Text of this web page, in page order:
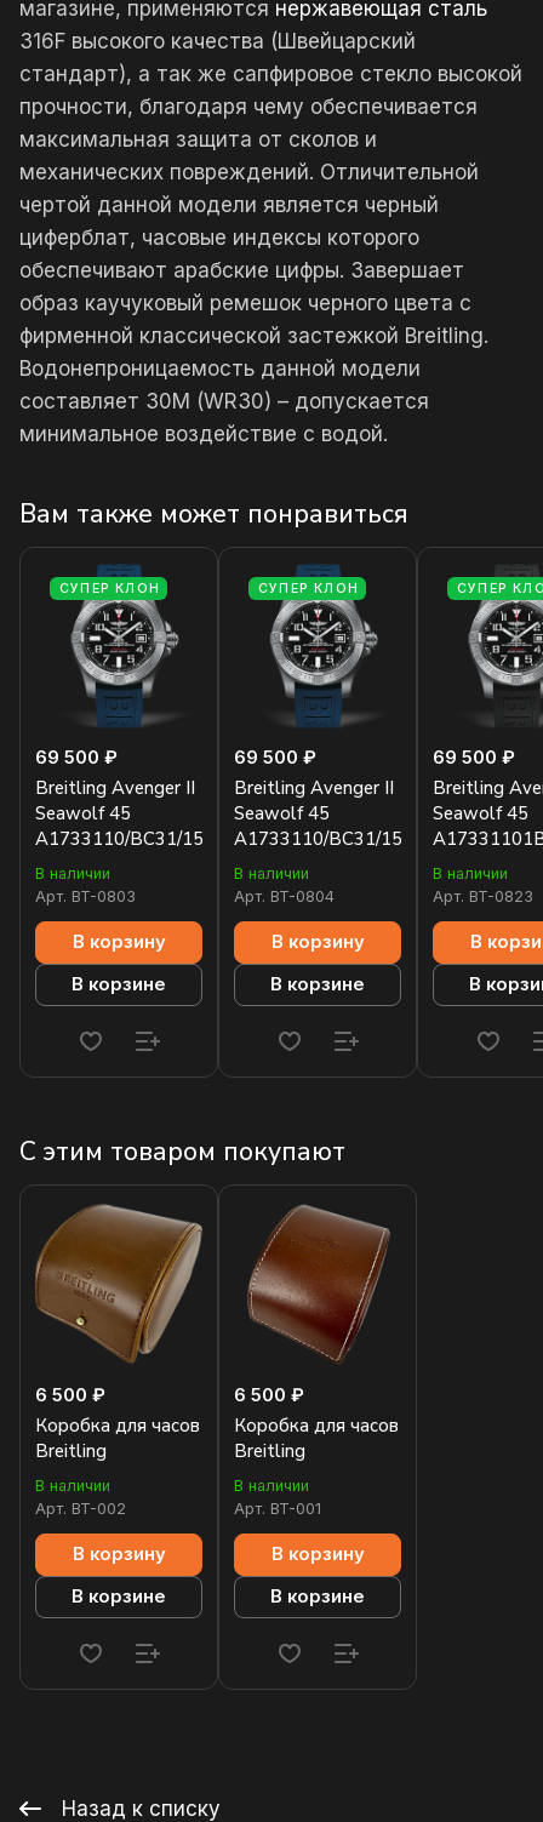
магазине, применяются нержавеющая сталь
316F высокого качества (Швейцарский
стандарт), а так же сапфировое стекло высокой
прочности, благодаря чему обеспечивается
максимальная защита от сколов и
механических повреждений. Отличительной
чертой данной модели является черный
циферблат, часовые индексы которого
обеспечивают арабские цифры. Завершает
образ каучуковый ремешок черного цвета с
фирменной классической застежкой Breitling.
Водонепроницаемость данной модели
составляет 30М (WR30) – допускается
минимальное воздействие с водой.
Вам также может понравиться
СУПЕР КЛОН
69 500 ₽
Breitling Avenger II
Seawolf 45
A1733110/BC31/157S/A20DSA.2
В наличии
Арт. BT-0803
В корзину
В корзине
СУПЕР КЛОН
69 500 ₽
Breitling Avenger II
Seawolf 45
A1733110/BC31/158S/A20SS.1
В наличии
Арт. BT-0804
В корзину
В корзине
СУПЕР
69 500 ₽
Breitling
Seawolf 45
В наличии
Арт. BT-0823
В
В
С этим товаром покупают
6 500 ₽
Коробка для часов
Breitling
В наличии
Арт. BT-002
В корзину
В корзине
6 500 ₽
Коробка для часов
Breitling
В наличии
Арт. BT-001
В корзину
В корзине
Назад к списку